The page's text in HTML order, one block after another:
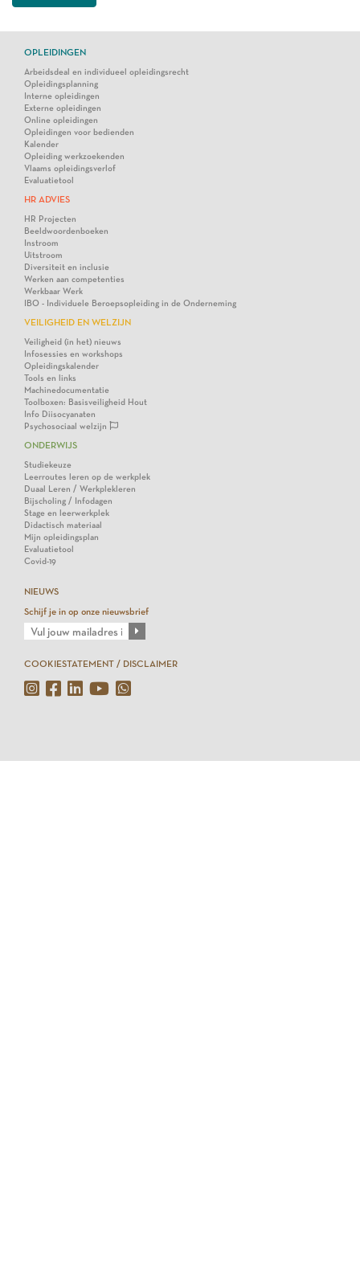
OPLEIDINGEN
Arbeidsdeal en individueel opleidingsrecht
Opleidingsplanning
Interne opleidingen
Externe opleidingen
Online opleidingen
Opleidingen voor bedienden
Kalender
Opleiding werkzoekenden
Vlaams opleidingsverlof
Evaluatietool
HR ADVIES
HR Projecten
Beeldwoordenboeken
Instroom
Uitstroom
Diversiteit en inclusie
Werken aan competenties
Werkbaar Werk
IBO - Individuele Beroepsopleiding in de Onderneming
VEILIGHEID EN WELZIJN
Veiligheid (in het) nieuws
Infosessies en workshops
Opleidingskalender
Tools en links
Machinedocumentatie
Toolboxen: Basisveiligheid Hout
Info Diisocyanaten
Psychosociaal welzijn
ONDERWIJS
Studiekeuze
Leerroutes leren op de werkplek
Duaal Leren / Werkplekleren
Bijscholing / Infodagen
Stage en leerwerkplek
Didactisch materiaal
Mijn opleidingsplan
Evaluatietool
Covid-19
NIEUWS
Schijf je in op onze nieuwsbrief
COOKIESTATEMENT / DISCLAIMER